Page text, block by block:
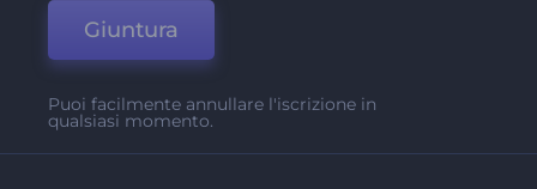
Giuntura
Puoi facilmente annullare l'iscrizione in
qualsiasi momento.